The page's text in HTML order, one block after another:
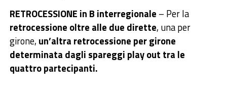
RETROCESSIONE in B interregionale – Per la
retrocessione oltre alle due dirette, una per
girone, un’altra retrocessione per girone
determinata dagli spareggi play out tra le
quattro partecipanti.